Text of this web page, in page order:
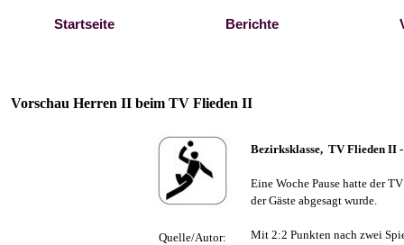
Startseite Berichte
Vorschau Herren II beim TV Flieden II
Quelle/Autor:
Bezirksklasse, TV Flieden II
Eine Woche Pause hatte der
der Gäste abgesagt wurde.
Mit 2:2 Punkten nach zwei